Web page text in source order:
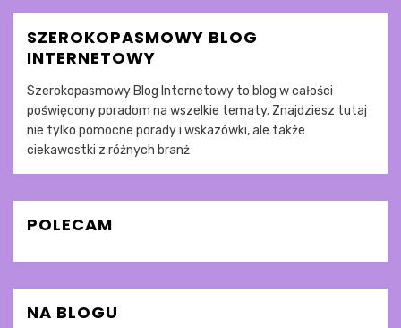
SZEROKOPASMOWY BLOG
INTERNETOWY
Szerokopasmowy Blog Internetowy to blog w całości
poświęcony poradom na wszelkie tematy. Znajdziesz tutaj
nie tylko pomocne porady i wskazówki, ale także
ciekawostki z różnych branż
POLECAM
NA BLOGU